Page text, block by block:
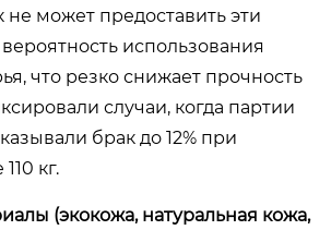
может предоставить эти
использования
что резко снижает прочность
случаи, когда партии
брак до 12% при
кг.
(экокожа, натуральная кожа,